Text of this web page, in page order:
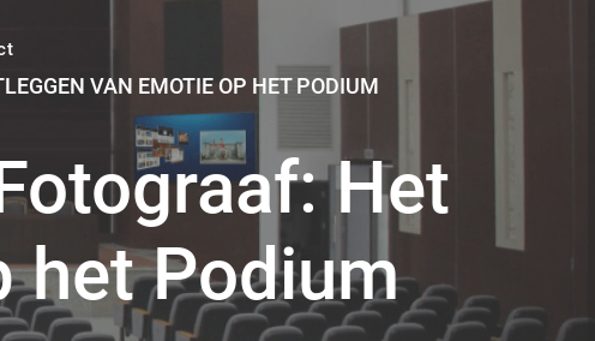
VAN EMOTIE OP HET PODIUM
Het
het Podium